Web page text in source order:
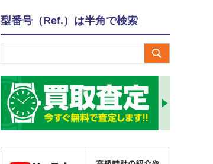
型番号（Ref.）は半角で検索
